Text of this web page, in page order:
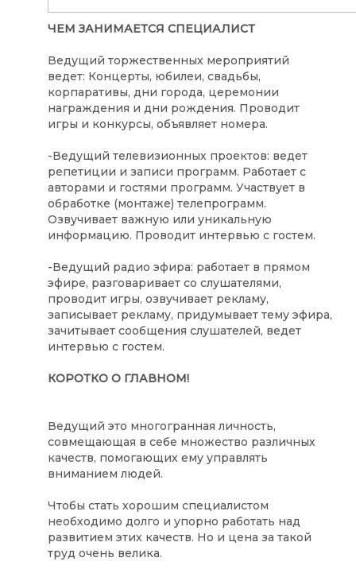
ЧЕМ ЗАНИМАЕТСЯ СПЕЦИАЛИСТ
Ведущий торжественных мероприятий
ведет: Концерты, юбилеи, свадьбы,
корпаративы, дни города, церемонии
награждения и дни рождения. Проводит
игры и конкурсы, объявляет номера.
-Ведущий телевизионных проектов: ведет
репетиции и записи программ. Работает с
авторами и гостями программ. Участвует в
обработке (монтаже) телепрограмм.
Озвучивает важную или уникальную
информацию. Проводит интервью с гостем.
-Ведущий радио эфира: работает в прямом
эфире, разговаривает со слушателями,
проводит игры, озвучивает рекламу,
записывает рекламу, придумывает тему эфира,
зачитывает сообщения слушателей, ведет
интервью с гостем.
КОРОТКО О ГЛАВНОМ!
Ведущий это многогранная личность,
совмещающая в себе множество различных
качеств, помогающих ему управлять
вниманием людей.
Чтобы стать хорошим специалистом
необходимо долго и упорно работать над
развитием этих качеств. Но и цена за такой
труд очень велика.